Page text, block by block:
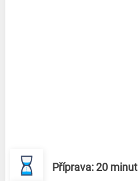
Příprava: 20 minut